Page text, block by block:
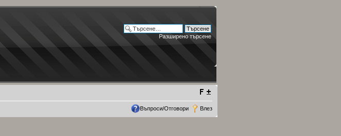
Разширено търсене
Въпроси/Отговори Влез